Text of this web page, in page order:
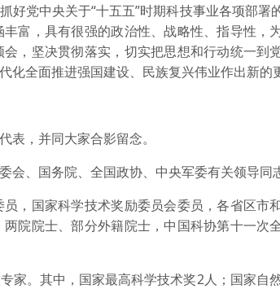
党中央关于“十五五”时期科技事业各项部署
富，具有很强的政治性、战略性、指导性，
，坚决贯彻落实，切实把思想和行动统一到
全面推进强国建设、民族复兴伟业作出新的
，并同大家合影留念。
、国务院、全国政协、中央军委有关领导同
国家科学技术奖励委员会委员，各省区市和
院院士、部分外籍院士，中国科协第十一次
。其中，国家最高科学技术奖2人；国家自